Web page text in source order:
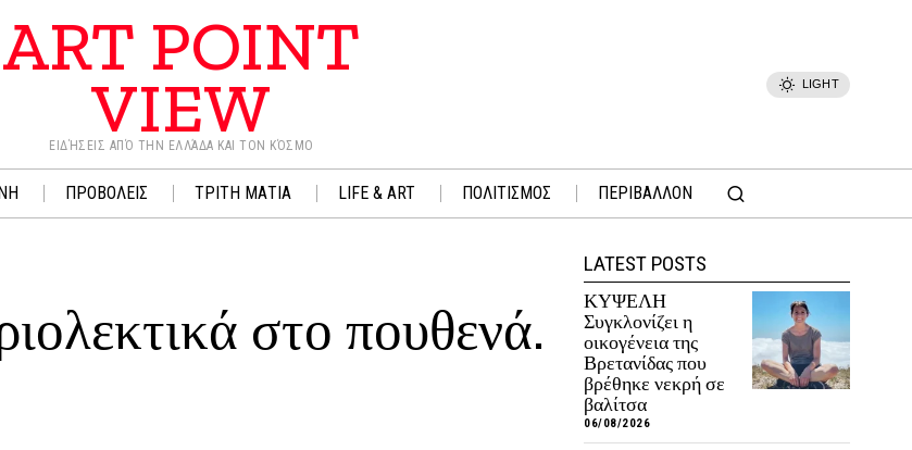
ART POINT
VIEW
ΕΙΔΉΣΕΙΣ ΑΠΌ ΤΗΝ ΕΛΛΆΔΑ ΚΑΙ ΤΟΝ ΚΌΣΜΟ
LIGHT
ΠΡΟΒΟΛΕΙΣ ΤΡΙΤΗ ΜΑΤΙΑ LIFE & ART ΠΟΛΙΤΙΣΜΟΣ ΠΕΡΙΒΑΛΛΟΝ
στο πουθενά.
LATEST POSTS
ΚΥΨΕΛΗ
Συγκλονίζει η
οικογένεια της
Βρετανίδας που
βρέθηκε νεκρή σε
βαλίτσα
06/08/2026